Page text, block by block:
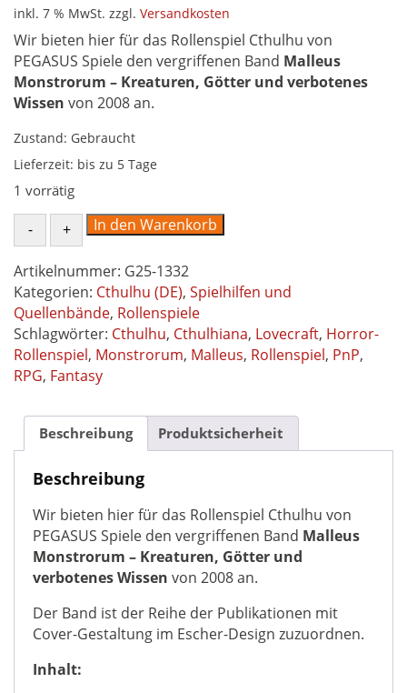
inkl. 7 % MwSt. zzgl. Versandkosten
Wir bieten hier für das Rollenspiel Cthulhu von
PEGASUS Spiele den vergriffenen Band Malleus
Monstrorum – Kreaturen, Götter und verbotenes
Wissen von 2008 an.
Zustand: Gebraucht
Lieferzeit: bis zu 5 Tage
1 vorrätig
Monstrorum
von
2008
-
Kreaturen,
Götter
und
Wissen
Quellenbuch
Cthulhu
Escher-
Design
Menge
In den Warenkorb
Artikelnummer: G25-1332
Kategorien: Cthulhu (DE), Spielhilfen und
Quellenbände, Rollenspiele
Schlagwörter: Cthulhu, Cthulhiana, Lovecraft, Horror-
Rollenspiel, Monstrorum, Malleus, Rollenspiel, PnP,
RPG, Fantasy
Beschreibung Produktsicherheit
Beschreibung
Wir bieten hier für das Rollenspiel Cthulhu von
PEGASUS Spiele den vergriffenen Band Malleus
Monstrorum – Kreaturen, Götter und
verbotenes Wissen von 2008 an.
Der Band ist der Reihe der Publikationen mit
Cover-Gestaltung im Escher-Design zuzuordnen.
Inhalt: